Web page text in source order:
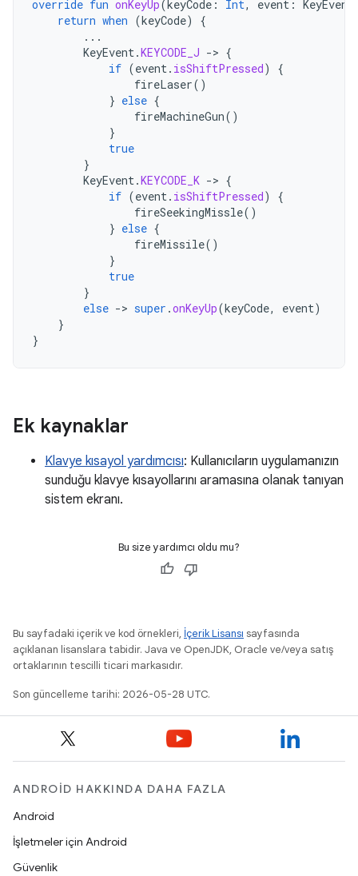
override fun onKeyUp( keyCode : Int, event : KeyEvent
return when (keyCode)
{
...
KeyEvent.KEYCODE_J -> {
if (event. isShiftPressed)
{
fireLaser()
} else {
fireMachineGun()
}
true
}
KeyEvent.KEYCODE_K -> {
if (event. isShiftPressed)
{
fireSeekingMissle()
} else {
fireMissile()
}
true
}
else -> super .onKeyUp(keyCode, event)
}
}
Ek kaynaklar
Klavye kısayol yardımcısı: Kullanıcıların uygulamanızın
sunduğu klavye kısayollarını aramasına olanak tanıyan
sistem ekranı.
Bu size yardımcı oldu mu?
Bu sayfadaki içerik ve kod örnekleri, İçerik Lisansı sayfasında
açıklanan lisanslara tabidir. Java ve OpenJDK, Oracle ve/veya satış
ortaklarının tescilli ticari markasıdır.
Son güncelleme tarihi: 2026-05-28 UTC.
ANDROID HAKKINDA DAHA FAZLA
Android
İşletmeler için Android
Güvenlik